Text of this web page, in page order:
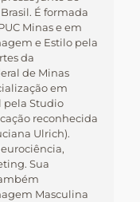
É formada
Minas e em
e Estilo pela
da
de Minas
em
pela Studio
reconhecida
Ulrich).
Sua
Masculina